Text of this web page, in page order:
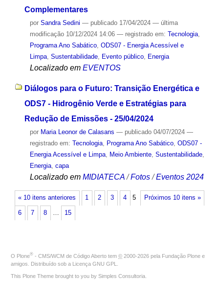
Complementares
por Sandra Sedini — publicado17/04/2024 — última
modificação10/12/2024 14:06 — registrado em: Tecnologia,
Programa Ano Sabático, ODS07 - Energia Acessível e
Limpa, Sustentabilidade, Evento público, Energia
Localizado em EVENTOS
Diálogos para o Futuro: Transição Energética e
ODS7 - Hidrogênio Verde e Estratégias para
Redução de Emissões - 25/04/2024
por Maria Leonor de Calasans — publicado04/07/2024 —
registrado em: Tecnologia, Programa Ano Sabático, ODS07 -
Energia Acessível e Limpa, Meio Ambiente, Sustentabilidade,
Energia, capa
Localizado em MIDIATECA /Fotos /Eventos 2024
« 10 itens anteriores Próximos 10 itens »
1 2 3 4 5
6 7 8 … 15
O Plone® - CMS/WCM de Código Aberto tem © 2000-2026 pela Fundação Plone e
amigos. Distribuído sob a Licença GNU GPL
This Plone Theme brought to you by Simples Consultoria